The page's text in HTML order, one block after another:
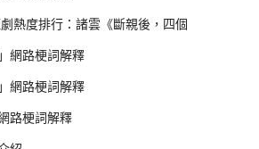
熱度排行：諸雲《斷親後，四個
家》登頂第一
網路梗詞解釋
網路梗詞解釋
路梗詞解釋